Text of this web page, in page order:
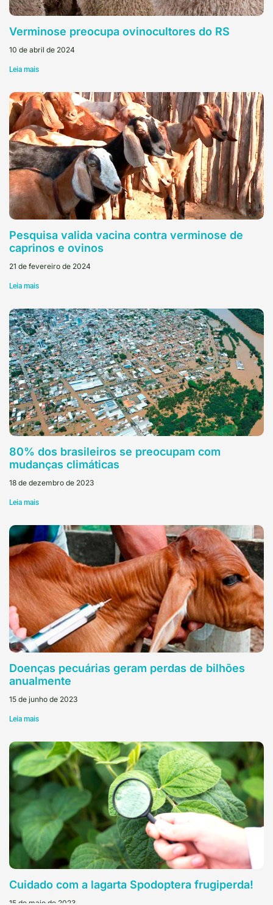
Verminose preocupa ovinocultores do RS
10 de abril de 2024
Leia mais
Pesquisa valida vacina contra verminose de
caprinos e ovinos
21 de fevereiro de 2024
Leia mais
80% dos brasileiros se preocupam com
mudanças climáticas
18 de dezembro de 2023
Leia mais
Doenças pecuárias geram perdas de bilhões
anualmente
15 de junho de 2023
Leia mais
Cuidado com a lagarta Spodoptera frugiperda!
15 de maio de 2023